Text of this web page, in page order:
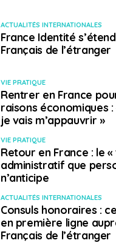
ACTUALITÉS INTERNATIONALES
France Identité
Français de l’étranger
VIE PRATIQUE
Rentrer en France
raisons économiques
je vais m’appauvrir »
VIE PRATIQUE
Retour en France : le
administratif que
n’anticipe
ACTUALITÉS INTERNATIONALES
Consuls honoraires :
en première ligne
Français de l’étranger